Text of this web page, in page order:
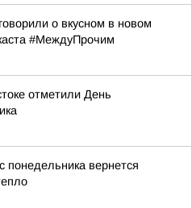
о вкусном в новом
#МеждуПрочим
отметили День
понедельника вернется